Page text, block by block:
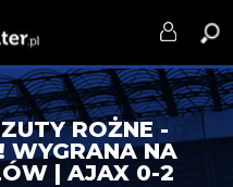
ROŻNE -
WYGRANA NA
| AJAX 0-2